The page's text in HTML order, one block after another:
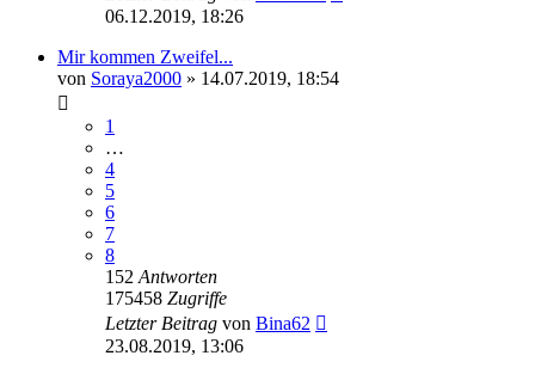
06.12.2019, 18:26
Mir kommen Zweifel...
von Soraya2000 » 14.07.2019, 18:54
1
…
4
5
6
7
8
152 Antworten
175458 Zugriffe
Letzter Beitrag von Bina62
23.08.2019, 13:06